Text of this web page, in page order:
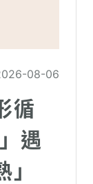
08-06
循
遇